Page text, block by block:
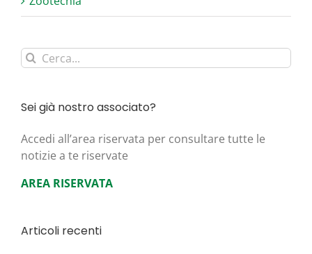
Cerca
per:
Sei già nostro associato?
Acce­di all’area riser­va­ta per con­sul­ta­re tut­te le
noti­zie a te riservate
AREA RISERVATA
Articoli recenti